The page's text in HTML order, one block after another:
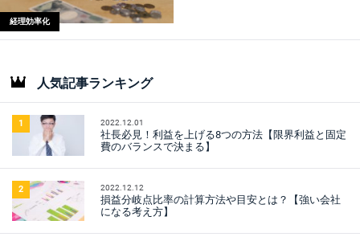
経理効率化
人気記事ランキング
1 2022.12.01
社長必見！利益を上げる8つの方法【限界利益と固定
費のバランスで決まる】
2 2022.12.12
損益分岐点比率の計算方法や目安とは？【強い会社
になる考え方】